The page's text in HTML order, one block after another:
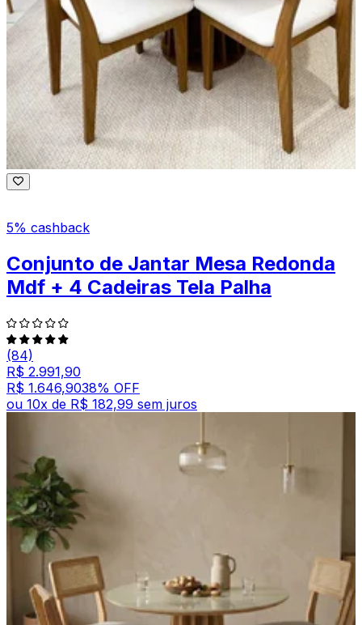
5% cashback
Conjunto de Jantar Mesa Redonda
Mdf + 4 Cadeiras Tela Palha
(84)
R$ 2.991,90
R$ 1.646,9038% OFF
ou 10x de R$ 182,99 sem juros